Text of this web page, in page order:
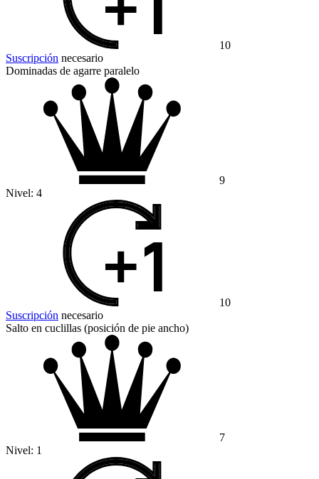
10
Suscripción necesario
Dominadas de agarre paralelo
9
Nivel: 4
10
Suscripción necesario
Salto en cuclillas (posición de pie ancho)
7
Nivel: 1